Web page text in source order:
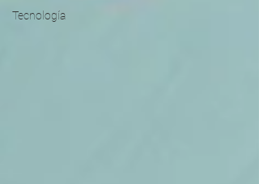
Tecnología